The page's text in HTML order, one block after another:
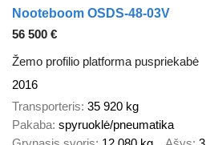
Nooteboom OSDS-48-03V
56 500 €
Žemo profilio platforma puspriekabė
2016
Transporteris 35 920 kg
Pakaba spyruoklė/pneumatika